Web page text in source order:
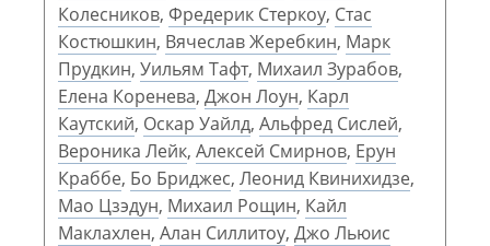
Колесников, Фредерик Стеркоу, Стас
Костюшкин, Вячеслав Жеребкин, Марк
Прудкин, Уильям Тафт, Михаил Зурабов,
Елена Коренева, Джон Лоун, Карл
Каутский, Оскар Уайлд, Альфред Сислей,
Вероника Лейк, Алексей Смирнов, Ерун
Краббе, Бо Бриджес, Леонид Квинихидзе,
Мао Цзэдун, Михаил Рощин, Кайл
Маклахлен, Алан Силлитоу, Джо Льюис